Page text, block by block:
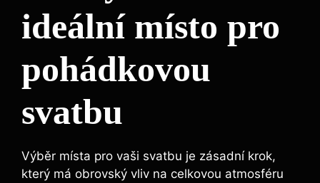
ideální místo pro
pohádkovou
svatbu
Výběr⁢ místa pro vaši ⁣svatbu ⁢je ​zásadní krok,
který má obrovský vliv na celkovou atmosféru